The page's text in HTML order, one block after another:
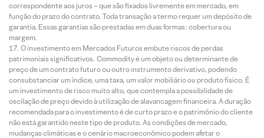
correspondente aos juros – que são fixados livremente em mercado, em
função do prazo do contrato. Toda transação a termo requer um depósito de
garantia. Essas garantias são prestadas em duas formas: cobertura ou
margem.
O investimento em Mercados Futuros embute riscos de perdas
patrimoniais significativos. Commodity é um objeto ou determinante de
preço de um contrato futuro ou outro instrumento derivativo, podendo
consubstanciar um índice, uma taxa, um valor mobiliário ou produto físico. É
um investimento de risco muito alto, que contempla a possibilidade de
oscilação de preço devido à utilização de alavancagem financeira. A duração
recomendada para o investimento é de curto prazo e o patrimônio do cliente
não está garantido neste tipo de produto. As condições de mercado,
mudanças climáticas e o cenário macroeconômico podem afetar o